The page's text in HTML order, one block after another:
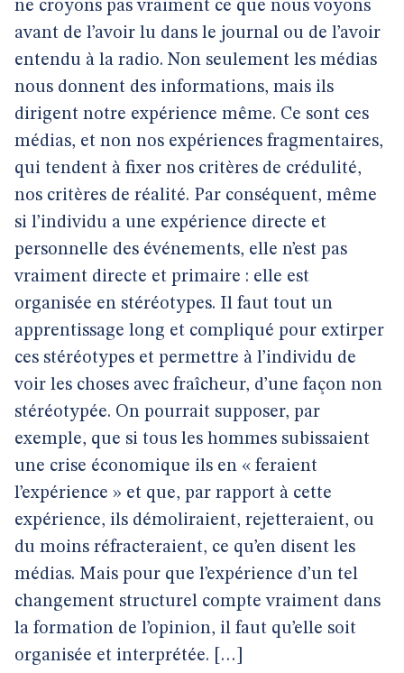
ne croyons pas vraiment ce que nous voyons
avant de l’avoir lu dans le journal ou de l’avoir
entendu à la radio. Non seulement les médias
nous donnent des informations, mais ils
dirigent notre expérience même. Ce sont ces
médias, et non nos expériences fragmentaires,
qui tendent à fixer nos critères de crédulité,
nos critères de réalité. Par conséquent, même
si l’individu a une expérience directe et
personnelle des événements, elle n’est pas
vraiment directe et primaire : elle est
organisée en stéréotypes. Il faut tout un
apprentissage long et compliqué pour extirper
ces stéréotypes et permettre à l’individu de
voir les choses avec fraîcheur, d’une façon non
stéréotypée. On pourrait supposer, par
exemple, que si tous les hommes subissaient
une crise économique ils en « feraient
l’expérience » et que, par rapport à cette
expérience, ils démoliraient, rejetteraient, ou
du moins réfracteraient, ce qu’en disent les
médias. Mais pour que l’expérience d’un tel
changement structurel compte vraiment dans
la formation de l’opinion, il faut qu’elle soit
organisée et interprétée. […]